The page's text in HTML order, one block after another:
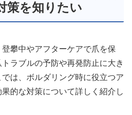
策を知りたい
攀中やアフターケアで爪を保
ラブルの予防や再発防止に大き
は、ボルダリング時に役立つア
的な対策について詳しく紹介し